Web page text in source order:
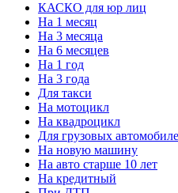
КАСКО для юр лиц
На 1 месяц
На 3 месяца
На 6 месяцев
На 1 год
На 3 года
Для такси
На мотоцикл
На квадроцикл
Для грузовых
На новую машину
На авто старше 10 лет
На кредитный